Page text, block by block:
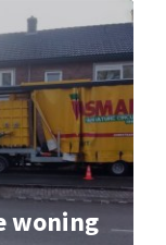
woning